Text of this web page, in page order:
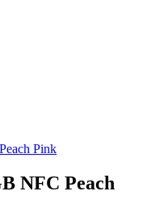
Pink
NFC Peach